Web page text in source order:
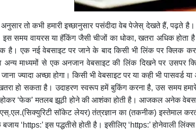
तो कभी हमारी इच्छानुसार पसंदीदा वेब पेजेस् देखते हैं, पढ़ते
इस समय वायरस या हॅकिंग जैसी चीजों का धोका, खतरा अधिक
है। एक नई वेबसाइट पर जाने के बाद किसी भी लिंक पर क्लिक
अन्य माध्यमों से एक अनजान वेबसाइट की लिंक दिखने पर
ज्यादा अच्छा होगा। किसी भी वेबसाइट पर या कही भी पासवर्ड
हो सकता है। उदाहरण स्वरूप हमें बुकिंग करना है, उस समय
‘फेक’ मतलब झूठी होने की आशंका होती है। आजकल अनेक
सॉकेट लेयर) तंत्रज्ञान का (तकनीक) इस्तेमाल
‘https:’ इस पद्धतीसे होती है। इसीलिए ‘https:’ होनेवाली